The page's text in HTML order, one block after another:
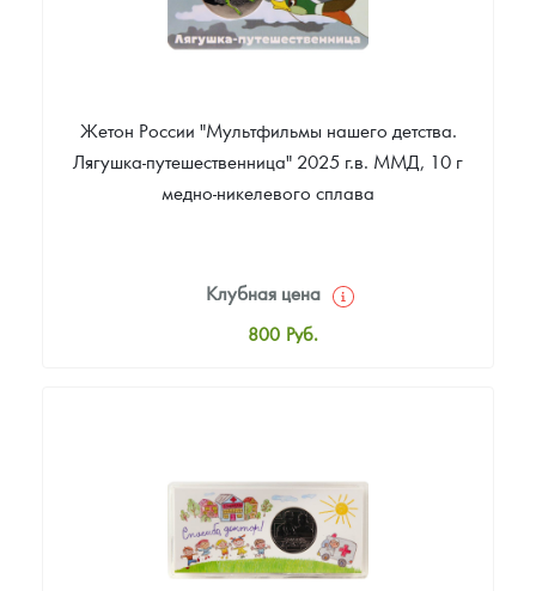
Жетон России "Мультфильмы нашего детства.
Лягушка-путешественница" 2025 г.в. ММД, 10 г
медно-никелевого сплава
Клубная цена
800 Руб.
Звоните